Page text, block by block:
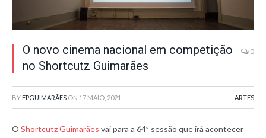
O novo cinema nacional em competição
no Shortcutz Guimarães
0
BY FPGUIMARÃES ON 17 MAIO, 2021 ARTES
O Shortcutz Guimarães vai para a 64ª sessão que irá acontecer